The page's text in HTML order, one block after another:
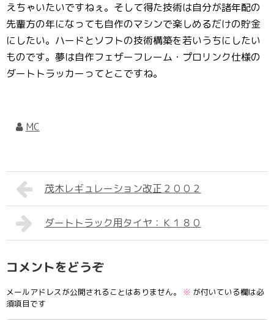
えちゃいたいですねぇ。そして得た技術は自分が諸年配の
先輩方の年になっても自作のマシンで楽しめるだけの貯金
にしたい。ハードとソフトの技術構築を若いうちにしたい
ものです。夢は自作フェザーフレーム・プロリンク仕様の
ダートトラッカーってとこですね。
MC
茂木レギュレーション改正２００２
ダートトラック用タイヤ：Ｋ１８０
コメントをどうぞ
メールアドレスが公開されることはありません。 ※ が付いている欄は必
須項目です